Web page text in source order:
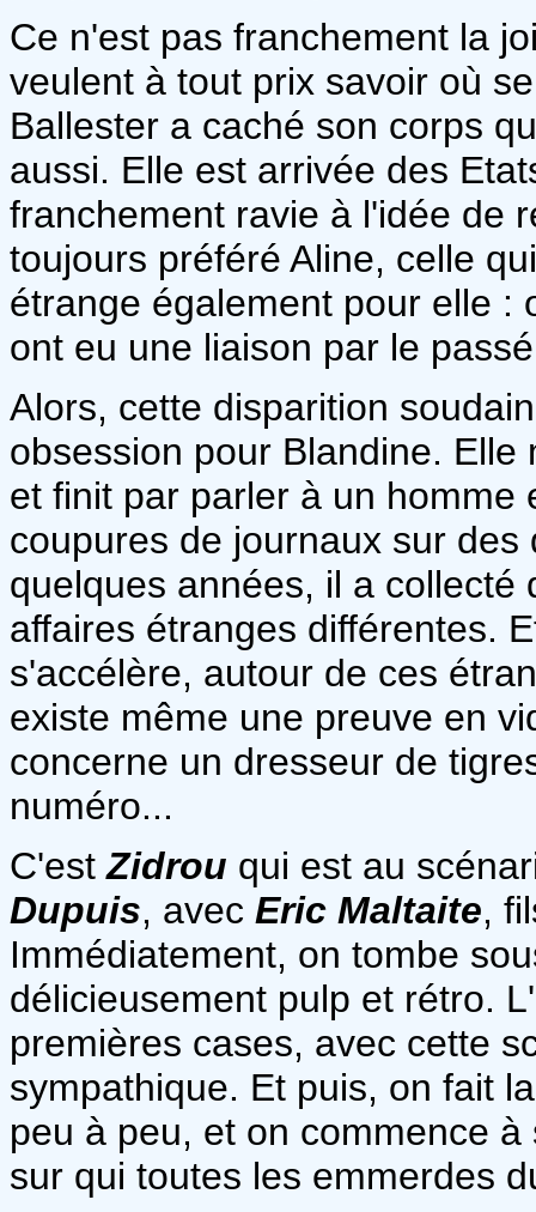
Ce n'est pas franchement la
veulent à tout prix savoir où
Ballester a caché son corps
aussi. Elle est arrivée des
franchement ravie à l'idée de
toujours préféré Aline, celle
étrange également pour elle :
ont eu une liaison par le
Alors, cette disparition
obsession pour Blandine.
et finit par parler à un homme
coupures de journaux sur
quelques années, il a
affaires étranges différentes.
s'accélère, autour de ces
existe même une preuve en
concerne un dresseur de
numéro...
C'estZidrou qui est au
Dupuis, avec Eric Maltaite,
Immédiatement, on tombe
délicieusement pulp et rétro.
premières cases, avec cette
sympathique. Et puis, on fait
peu à peu, et on commence
sur qui toutes les emmerdes